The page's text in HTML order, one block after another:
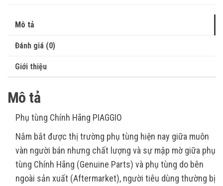
Mô tả
Đánh giá (0)
Giới thiệu
Mô tả
Phụ tùng Chính Hãng PIAGGIO
Nắm bắt được thị trường phụ tùng hiện nay giữa muôn
vàn người bán nhưng chất lượng và sự mập mờ giữa phụ
tùng Chính Hãng (Genuine Parts) và phụ tùng do bên
ngoài sản xuất (Aftermarket), người tiêu dùng thường bị